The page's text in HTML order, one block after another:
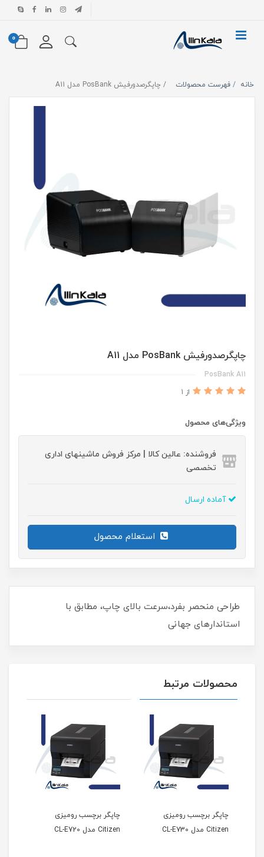
0
خانه فهرست محصولات چاپگرصدورفیش PosBank مدل A11
چاپگرصدورفیش PosBank مدل A11
PosBank A11
از 1
ویژگی‌های محصول
فروشنده: عالین کالا | مرکز فروش ماشینهای اداری
تخصصی
آماده ارسال
طراحی منحصر بفرد،سرعت بالای چاپ، مطابق با
استاندارهای جهانی
محصولات مرتبط
چاپگر برچسب رومیزی
Citizen مدل CL-E730
چاپگر برچسب رومیزی
Citizen مدل CL-E720